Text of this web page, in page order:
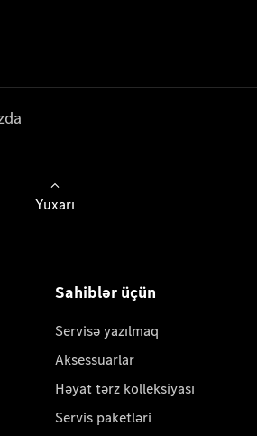
Yuxarı
Sahiblər üçün
Servisə yazılmaq
Aksessuarlar
Həyat tərz kolleksiyası
Servis paketləri